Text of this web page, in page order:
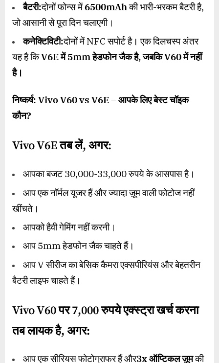
बैटरी:दोनों फोन्स में 6500mAhकी भारी-भरकम बैटरी है,
जो आसानी से पूरा दिन चलाएगी।
कनेक्टिविटी:दोनों में NFC सपोर्ट है। एक दिलचस्प अंतर
यह है किV6Eमें5mmहेडफोन जैक है,जबकिV60में नहीं
है।
निष्कर्ष: Vivo V60 vs V6E –आपके लिए बेस्ट चॉइक
कौन?
Vivo V6Eतब लें, अगर:
आपका बजट 30,000-33,000 रुपये के आसपास है।
आप एक नॉर्मल यूजर हैं और ज्यादा ज़ूम वाली फोटोज नहीं
खींचते।
आपको हैवी गेमिंग नहीं करनी।
आप 5mm हेडफोन जैक चाहते हैं।
आप V सीरीज का बेसिक कैमरा एक्सपीरियंस और बेहतरीन
बैटरी लाइफ चाहते हैं।
Vivo V60पर7,000रुपये एक्स्ट्रा खर्च करना
तब लायक है, अगर:
आप एक सीरियस फोटोग्राफर हैं और3xऑप्टिकल ज़ूमकी